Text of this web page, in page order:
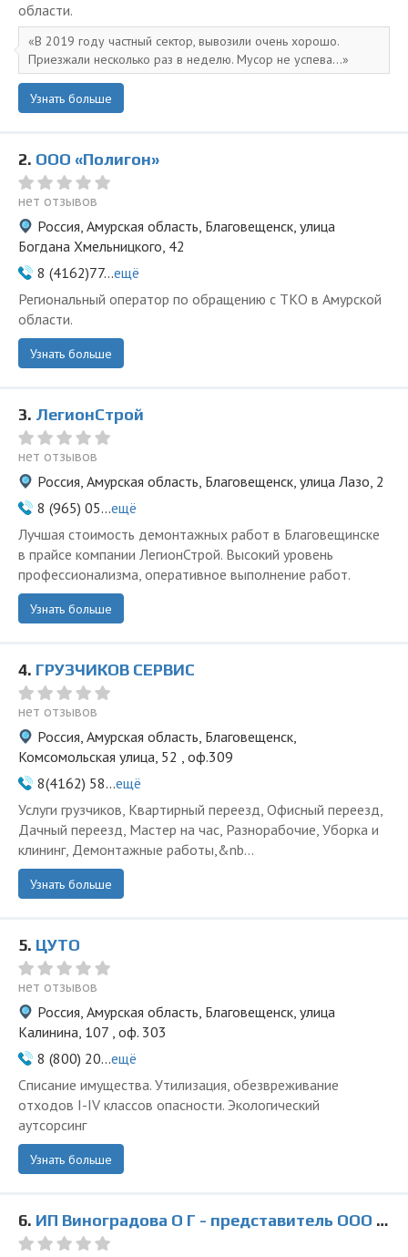
области.
В 2019 году частный сектор, вывозили очень хорошо.
Приезжали несколько раз в неделю. Мусор не успева...
Узнать больше
2. ООО «Полигон»
нет отзывов
Россия, Амурская область, Благовещенск, улица
Богдана Хмельницкого, 42
8 (4162)77...ещё
Региональный оператор по обращению с ТКО в Амурской
области.
Узнать больше
3. ЛегионСтрой
нет отзывов
Россия, Амурская область, Благовещенск, улица Лазо, 2
8 (965) 05...ещё
Лучшая стоимость демонтажных работ в Благовещинске
в прайсе компании ЛегионСтрой. Высокий уровень
профессионализма, оперативное выполнение работ.
Узнать больше
4. ГРУЗЧИКОВ СЕРВИС
нет отзывов
Россия, Амурская область, Благовещенск,
Комсомольская улица, 52 , оф.309
8(4162) 58...ещё
Услуги грузчиков, Квартирный переезд, Офисный переезд,
Дачный переезд, Мастер на час, Разнорабочие, Уборка и
клининг, Демонтажные работы,&nb...
Узнать больше
5. ЦУТО
нет отзывов
Россия, Амурская область, Благовещенск, улица
Калинина, 107 , оф. 303
8 (800) 20...ещё
Списание имущества. Утилизация, обезвреживание
отходов I-IV классов опасности. Экологический
аутсорсинг
Узнать больше
6. ИП Виноградова О Г - представитель ООО Ведущая Утилизирующая Компания